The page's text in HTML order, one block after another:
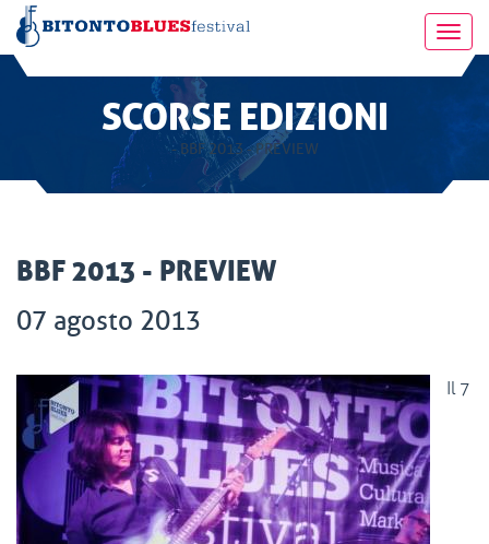
SCORSE EDIZIONI
- BBF 2013 - PREVIEW
BBF 2013 - PREVIEW
07 agosto 2013
Il 7